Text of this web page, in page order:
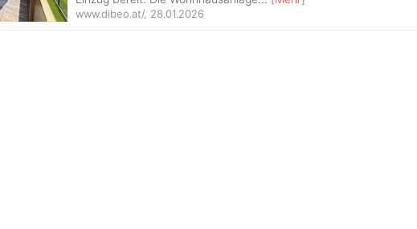
www.dibeo.at/, 28.01.2026